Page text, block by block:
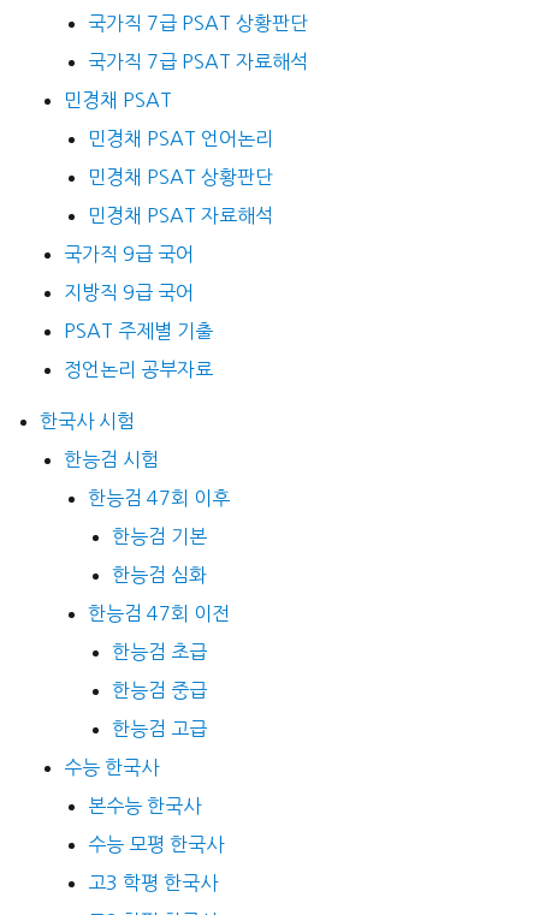
국가직 7급 PSAT 상황판단
국가직 7급 PSAT 자료해석
민경채 PSAT
민경채 PSAT 언어논리
민경채 PSAT 상황판단
민경채 PSAT 자료해석
국가직 9급 국어
지방직 9급 국어
PSAT 주제별 기출
정언논리 공부자료
한국사 시험
한능검 시험
한능검 47회 이후
한능검 기본
한능검 심화
한능검 47회 이전
한능검 초급
한능검 중급
한능검 고급
수능 한국사
본수능 한국사
수능 모평 한국사
고3 학평 한국사